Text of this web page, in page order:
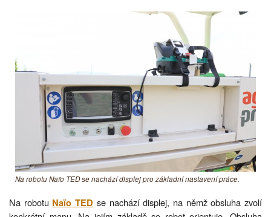
Na robotu Naïo TED se nachází displej pro základní nastavení práce.
Na robotu Naïo TED se nachází displej, na němž obsluha zvolí